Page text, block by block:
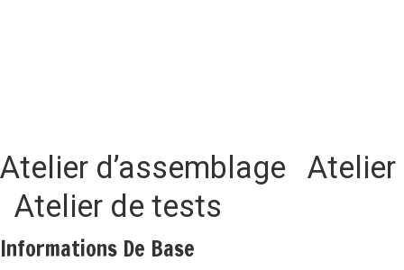
Atelier d’assemblage
Atelier de tests
Informations De Base